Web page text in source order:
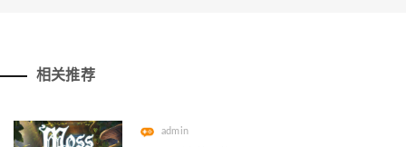
相关推荐
admin